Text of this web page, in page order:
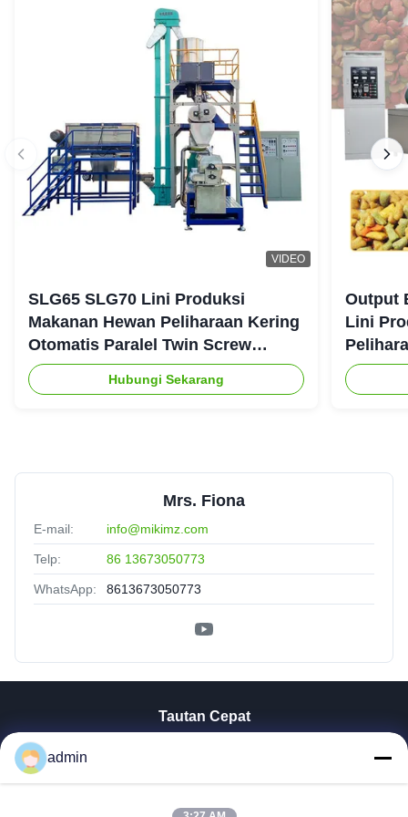
VIDEO
SLG65 SLG70 Lini Produksi
Makanan Hewan Peliharaan Kering
Otomatis Paralel Twin Screw
Extruder CE
Hubungi Sekarang
Output
Lini
Mrs. Fiona
E-mail: info@mikimz.com
Telp: 86 13673050773
WhatsApp: 8613673050773
Tautan Cepat
admin